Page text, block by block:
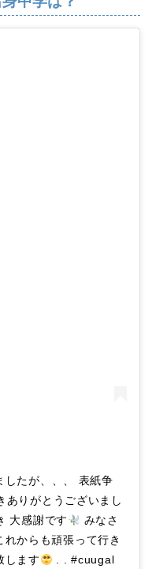
したが、、、 表紙争
ありがとうございまし
大感謝です
みなさ
からも頑張って行き
します
. . #cuugal